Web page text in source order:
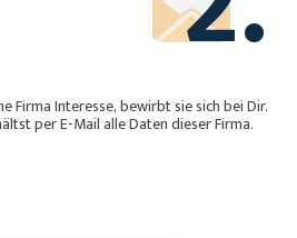
Firma Interesse, bewirbt sie sich bei Dir.
per E-Mail alle Daten dieser Firma.